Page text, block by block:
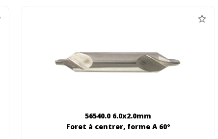
56540.0 6.0x2.0mm
Foret à centrer, forme A 60°